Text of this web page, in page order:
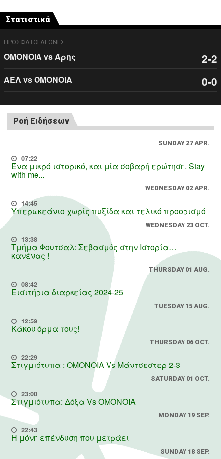
Στατιστικά
ΠΡΟΣΦΑΤΟΙ ΑΓΩΝΕΣ
ΟΜΟΝΟΙΑ vs Άρης 2-2
ΑΕΛ vs ΟΜΟΝΟΙΑ 0-0
Ροή Ειδήσεων
SUNDAY 27 APR.
07:22
Ένα μικρό ιστορικό, και μία σοβαρή ερώτηση. Stay
with me...
WEDNESDAY 02 APR.
14:45
Υπερωκεάνιο χωρίς πυξίδα και τελικό προορισμό
WEDNESDAY 23 OCT.
13:38
Τμήμα Φουτσαλ: Σεβασμός στην Ιστορία…
κανένας !
THURSDAY 01 AUG.
08:42
Εισιτήρια διαρκείας 2024-25
TUESDAY 15 AUG.
12:59
Κάκου όρμα τους!
THURSDAY 06 OCT.
22:29
Στιγμιότυπα : ΟΜΟΝΟΙΑ Vs Μάντσεστερ 2-3
SATURDAY 01 OCT.
23:00
Στιγμιότυπα: Δόξα Vs OMONOIA
MONDAY 19 SEP.
22:43
Η μόνη επένδυση που μετράει
SUNDAY 18 SEP.